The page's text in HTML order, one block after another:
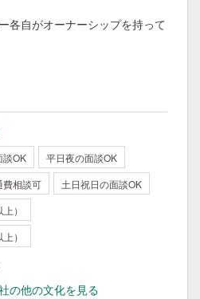
各自がオーナーシップを持って
談OK
平日夜の面談OK
費相談可
土日祝日の面談OK
）
）
の他の文化を見る